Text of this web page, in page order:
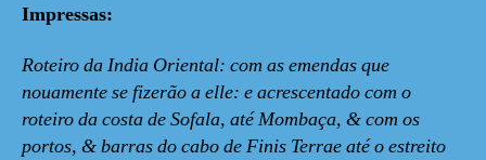
Impressas:
Roteiro da India Oriental: com as emendas que
nouamente se fizerão a elle: e acrescentado com o
roteiro da costa de Sofala, até Mombaça, & com os
portos, & barras do cabo de Finis Terrae até o estreito